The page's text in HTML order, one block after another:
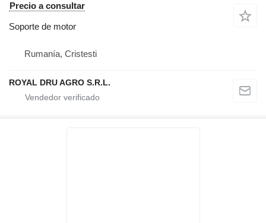
Precio a consultar
Soporte de motor
Rumanía, Cristesti
ROYAL DRU AGRO S.R.L.